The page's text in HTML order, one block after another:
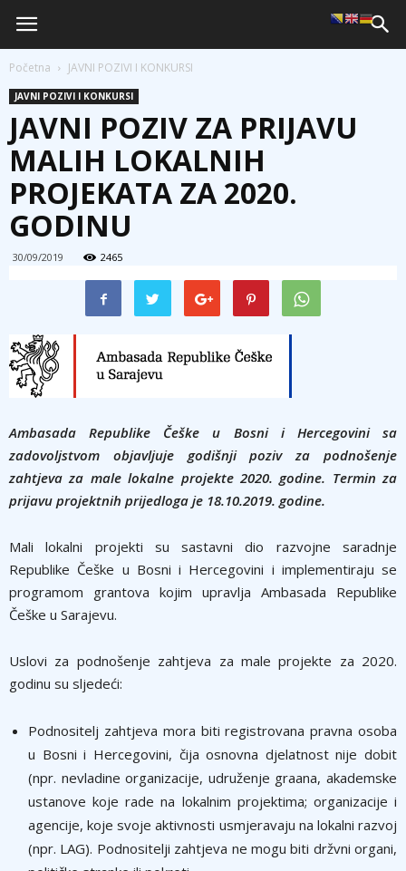
Početna JAVNI POZIVI I KONKURSI
JAVNI POZIVI I KONKURSI
JAVNI POZIV ZA PRIJAVU
MALIH LOKALNIH
PROJEKATA ZA 2020.
GODINU
30/09/2019 2465
Ambasada Republike Češke u Bosni i Hercegovini sa
zadovoljstvom objavljuje godišnji poziv za podnošenje
zahtjeva za male lokalne projekte 2020. godine. Termin za
prijavu projektnih prijedloga je 18.10.2019. godine.
Mali lokalni projekti su sastavni dio razvojne saradnje
Republike Češke u Bosni i Hercegovini i implementiraju se
programom grantova kojim upravlja Ambasada Republike
Češke u Sarajevu.
Uslovi za podnošenje zahtjeva za male projekte za 2020.
godinu su sljedeći:
Podnositelj zahtjeva mora biti registrovana pravna osoba
u Bosni i Hercegovini, čija osnovna djelatnost nije dobit
(npr. nevladine organizacije, udruženje graana, akademske
ustanove koje rade na lokalnim projektima; organizacije i
agencije, koje svoje aktivnosti usmjeravaju na lokalni razvoj
(npr. LAG). Podnositelji zahtjeva ne mogu biti držvni organi,